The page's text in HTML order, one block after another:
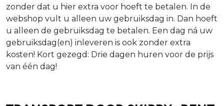
zonder dat u hier extra voor hoeft te betalen. In de
webshop vult u alleen uw gebruiksdag in. Dan hoeft
u alleen de gebruiksdag te betalen. Een dag ná uw
gebruiksdag(en) inleveren is ook zonder extra
kosten! Kort gezegd: Drie dagen huren voor de prijs
van één dag!